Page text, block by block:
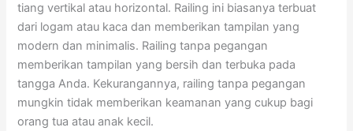
tiang vertikal atau horizontal. Railing ini biasanya terbuat
dari logam atau kaca dan memberikan tampilan yang
modern dan minimalis. Railing tanpa pegangan
memberikan tampilan yang bersih dan terbuka pada
tangga Anda. Kekurangannya, railing tanpa pegangan
mungkin tidak memberikan keamanan yang cukup bagi
orang tua atau anak kecil.